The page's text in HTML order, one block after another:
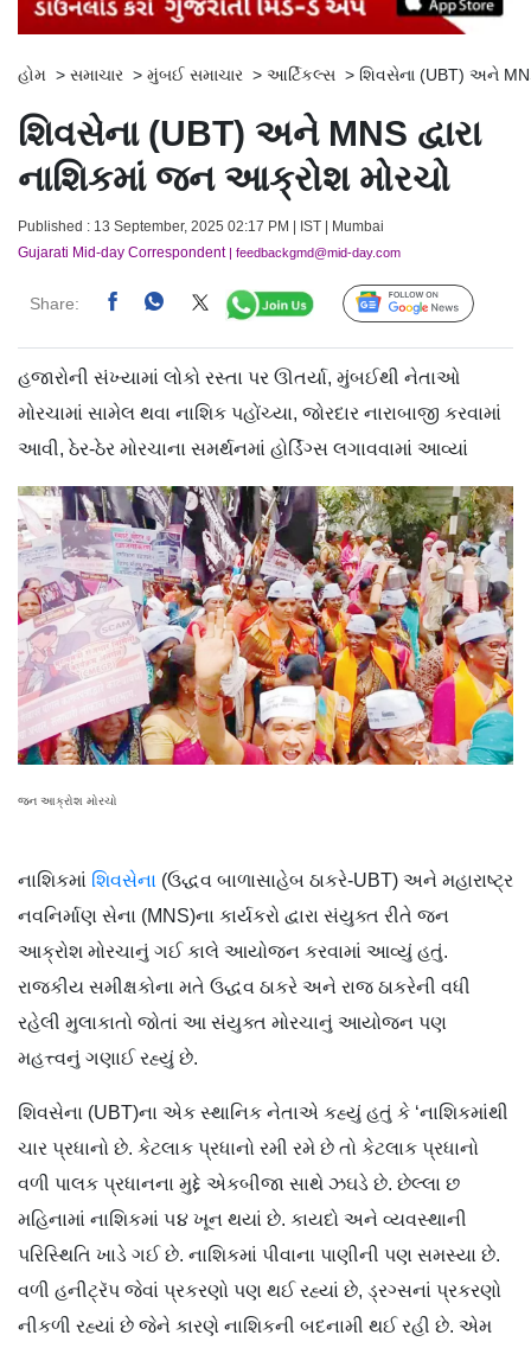
હોમ > સમાચાર > મુંબઈ સમાચાર > આર્ટિકલ્સ > શિવસેના (UBT) અને
શિવસેના (UBT) અને MNS દ્વારા
નાશિકમાં જન આક્રોશ મોરચો
Published : 13 September, 2025 02:17 PM | IST | Mumbai
Gujarati Mid-day Correspondent| feedbackgmd@mid-day.com
Share: Follow Us
હજારોની સંખ્યામાં લોકો રસ્તા પર ઊતર્યા, મુંબઈથી નેતાઓ
મોરચામાં સામેલ થવા નાશિક પહોંચ્યા, જોરદાર નારાબાજી કરવામાં
આવી, ઠેર-ઠેર મોરચાના સમર્થનમાં હોર્ડિંગ્સ લગાવવામાં આવ્યાં
જન આક્રોશ મોરચો
નાશિકમાં શિવસેના (ઉદ્ધવ બાળાસાહેબ ઠાકરે-UBT) અને મહારાષ્ટ્ર
નવનિર્માણ સેના (MNS)ના કાર્યકરો દ્વારા સંયુક્ત રીતે જન
આક્રોશ મોરચાનું ગઈ કાલે આયોજન કરવામાં આવ્યું હતું.
રાજકીય સમીક્ષકોના મતે ઉદ્ધવ ઠાકરે અને રાજ ઠાકરેની વધી
રહેલી મુલાકાતો જોતાં આ સંયુક્ત મોરચાનું આયોજન પણ
મહત્ત્વનું ગણાઈ રહ્યું છે.
શિવસેના (UBT)ના એક સ્થાનિક નેતાએ કહ્યું હતું કે ‘નાશિકમાંથી
ચાર પ્રધાનો છે. કેટલાક પ્રધાનો રમી રમે છે તો કેટલાક પ્રધાનો
વળી પાલક પ્રધાનના મુદ્દે એકબીજા સાથે ઝઘડે છે. છેલ્લા છ
મહિનામાં નાશિકમાં ૫૪ ખૂન થયાં છે. કાયદો અને વ્યવસ્થાની
પરિસ્થિતિ ખાડે ગઈ છે. નાશિકમાં પીવાના પાણીની પણ સમસ્યા છે.
વળી હનીટ્રૅપ જેવાં પ્રકરણો પણ થઈ રહ્યાં છે, ડ્રગ્સનાં પ્રકરણો
નીકળી રહ્યાં છે જેને કારણે નાશિકની બદનામી થઈ રહી છે. એમ